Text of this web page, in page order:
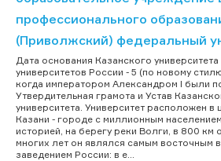
профессионального
(Приволжский) федеральный
Дата основания Казанского
университетов России - 5 (по новому
когда императором Александром I были
Утвердительная грамота и Устав
университета. Университет расположен в
Казани - городе с миллионным
историей, на берегу реки Волги, в 800 км
многих лет он являлся самым восточным
заведением России: в е...